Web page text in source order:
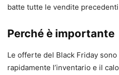
batte tutte le vendite
Perché è importante
Le offerte del Black Friday
rapidamente l’inventario e il